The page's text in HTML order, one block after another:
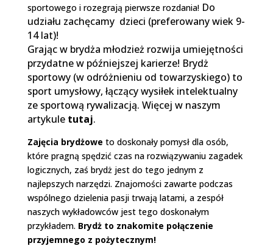
sportowego i rozegrają pierwsze rozdania! Do
udziału zachęcamy dzieci (preferowany wiek 9-
14 lat)!
Grając w brydża młodzież rozwija umiejętności
przydatne w późniejszej karierze! Brydż
sportowy (w odróżnieniu od towarzyskiego) to
sport umysłowy, łączący wysiłek intelektualny
ze sportową rywalizacją. Więcej w naszym
artykule tutaj.
Zajęcia brydżowe to doskonały pomysł dla osób,
które pragną spędzić czas na rozwiązywaniu zagadek
logicznych, zaś brydż jest do tego jednym z
najlepszych narzędzi. Znajomości zawarte podczas
wspólnego dzielenia pasji trwają latami, a zespół
naszych wykładowców jest tego doskonałym
przykładem. Brydż to znakomite połączenie
przyjemnego z pożytecznym!